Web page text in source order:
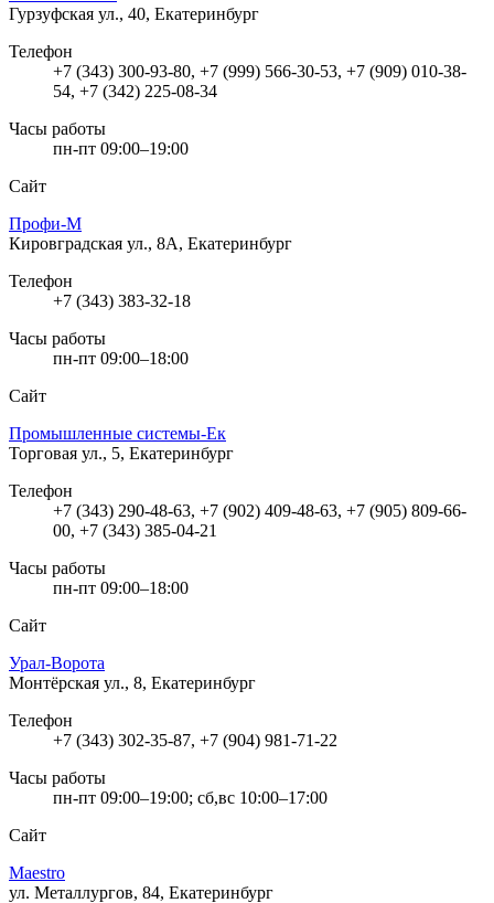
Гурзуфская ул., 40, Екатеринбург
Телефон
+7 (343) 300-93-80, +7 (999) 566-30-53, +7 (909) 010-38-
54, +7 (342) 225-08-34
Часы работы
пн-пт 09:00–19:00
Сайт
Профи-М
Кировградская ул., 8А, Екатеринбург
Телефон
+7 (343) 383-32-18
Часы работы
пн-пт 09:00–18:00
Сайт
Промышленные системы-Ек
Торговая ул., 5, Екатеринбург
Телефон
+7 (343) 290-48-63, +7 (902) 409-48-63, +7 (905) 809-66-
00, +7 (343) 385-04-21
Часы работы
пн-пт 09:00–18:00
Сайт
Урал-Ворота
Монтёрская ул., 8, Екатеринбург
Телефон
+7 (343) 302-35-87, +7 (904) 981-71-22
Часы работы
пн-пт 09:00–19:00; сб,вс 10:00–17:00
Сайт
Maestro
ул. Металлургов, 84, Екатеринбург